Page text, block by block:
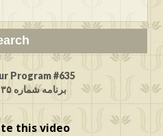
Program #635
برنامه شماره ۶۳۵ گنج حضور
this video